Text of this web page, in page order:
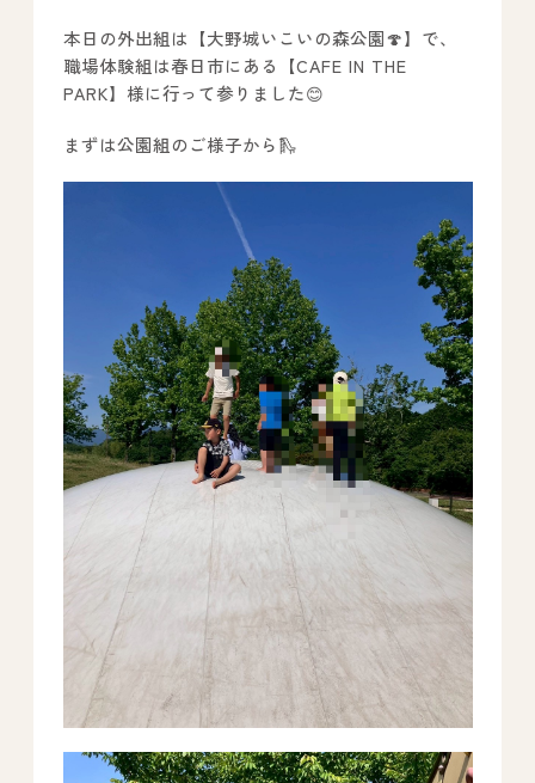
－ オールピース福津事業所
－ オールピース春日事業所
－ オールピース遠賀事業所
－ オールピース東郷事業所
－ オールピース鳥栖事業所
スタッフブログ
－ 宗像事業所のブログ
－ 福津事業所のブログ
－ 春日事業所のブログ
－ 遠賀事業所のブログ
－ 東郷事業所のブログ
－ 鳥栖事業所のブログ
本日の外出組は【大野城いこいの森公園🍄】で、
職場体験組は春日市にある【CAFE IN THE
PARK】様に行って参りました😊
まずは公園組のご様子から🛝